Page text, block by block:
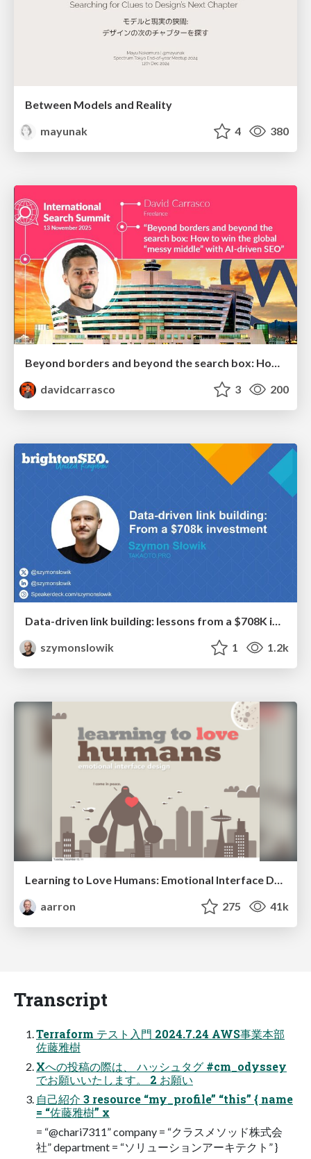
Between Models and Reality
mayunak
4 380
Beyond borders and beyond the search box: How to win the global "messy middle" with AI-driven SEO
davidcarrasco
3 200
Data-driven link building: lessons from a $708K investment (BrightonSEO talk)
szymonslowik
1 1.2k
aarron
275 41k
Transcript
Terraform テスト⼊⾨ 2024.7.24 AWS事業本部
佐藤雅樹
Xへの投稿の際は、 ハッシュタグ #cm_odyssey
でお願いいたします。 2 お願い
⾃⼰紹介 3 resource “my_profile” “this” { name
= “佐藤雅樹” x
= “@chari7311” company = “クラスメソッド株式会
社” department = “ソリューションアーキテクト” }